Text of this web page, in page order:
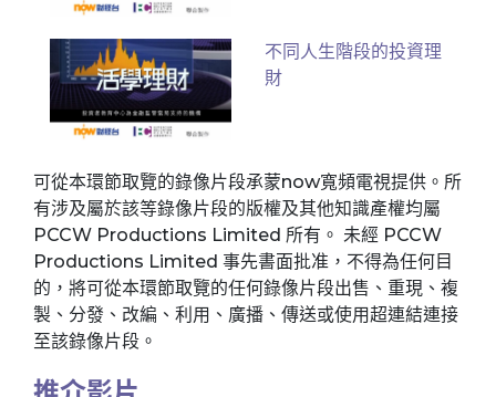
不同人生階段的投資理
財
可從本環節取覽的錄像片段承蒙now寬頻電視提供。所
有涉及屬於該等錄像片段的版權及其他知識產權均屬
PCCW Productions Limited 所有。 未經 PCCW
Productions Limited 事先書面批准，不得為任何目
的，將可從本環節取覽的任何錄像片段出售、重現、複
製、分發、改編、利用、廣播、傳送或使用超連結連接
至該錄像片段。